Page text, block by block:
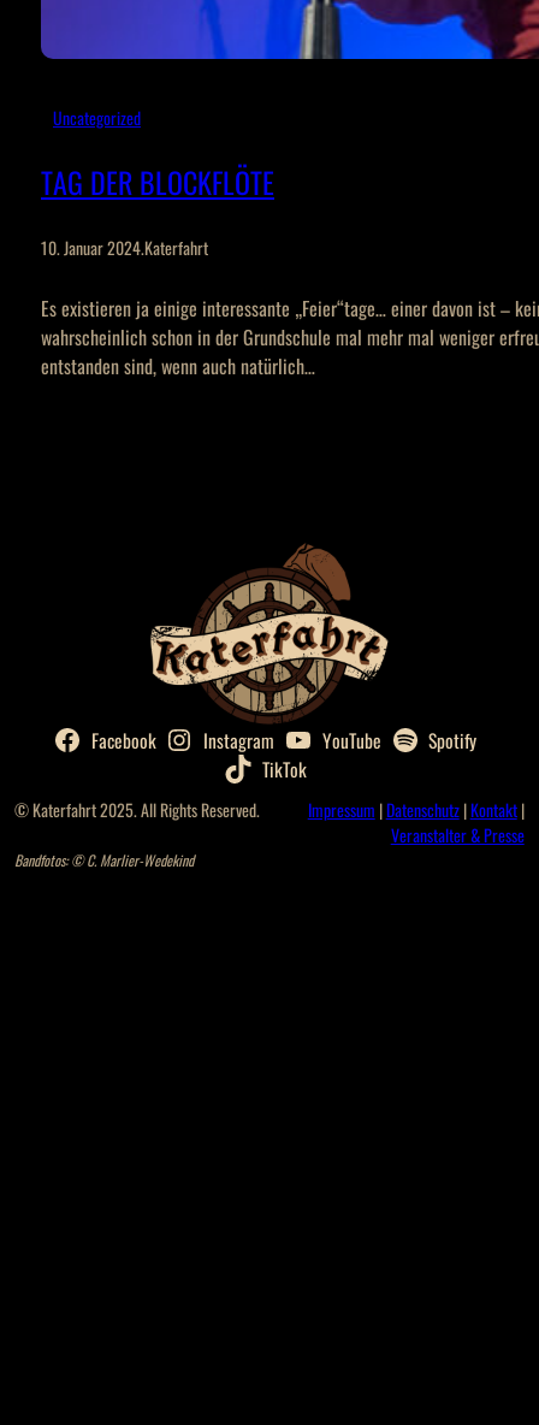
Uncategorized
TAG DER BLOCKFLÖTE
10. Januar 2024.Katerfahrt
Es existieren ja einige interessante „Feier“tage… einer davon ist –
wahrscheinlich schon in der Grundschule mal mehr mal weniger
entstanden sind, wenn auch natürlich…
Facebook Instagram YouTube
Spotify
TikTok
© Katerfahrt 2025. All Rights Reserved. Impressum |Datenschutz|Kontakt|
Veranstalter & Presse
Bandfotos: © C. Marlier-Wedekind